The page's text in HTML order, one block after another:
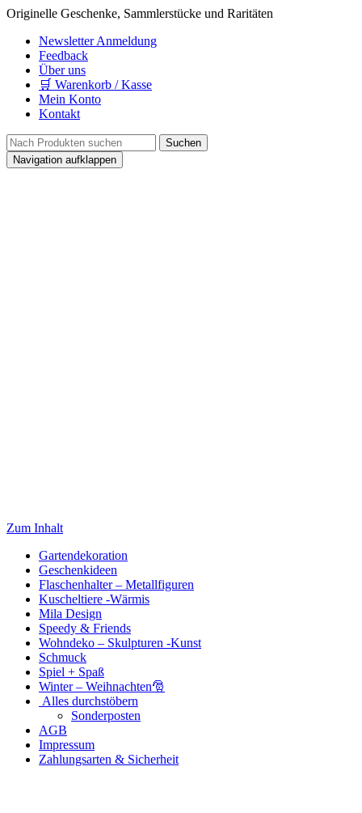
Originelle Geschenke, Sammlerstücke und Raritäten
Newsletter Anmeldung
Feedback
Über uns
🛒 Warenkorb / Kasse
Mein Konto
Kontakt
Navigation aufklappen
Zum Inhalt
Gartendekoration
Geschenkideen
Flaschenhalter – Metallfiguren
Kuscheltiere -Wärmis
Mila Design
Speedy & Friends
Wohndeko – Skulpturen -Kunst
Schmuck
Spiel + Spaß
Winter – Weihnachten🎅
Alles durchstöbern
Sonderposten
AGB
Impressum
Zahlungsarten & Sicherheit